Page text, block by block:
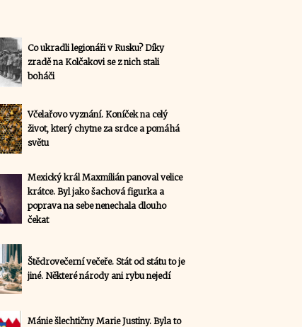
Co ukradli legionáři v Rusku? Díky
zradě na Kolčakovi se z nich stali
boháči
Včelařovo vyznání. Koníček na celý
život, který chytne za srdce a pomáhá
světu
Mexický král Maxmilián panoval velice
krátce. Byl jako šachová figurka a
poprava na sebe nenechala dlouho
čekat
Štědrovečerní večeře. Stát od státu to je
jiné. Některé národy ani rybu nejedí
Mánie šlechtičny Marie Justiny. Byla to